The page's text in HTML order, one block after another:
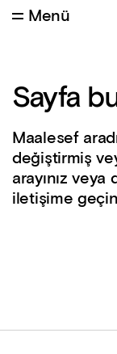
Menü
Sayfa
Maalesef
değiştirmiş
arayınız
iletişime